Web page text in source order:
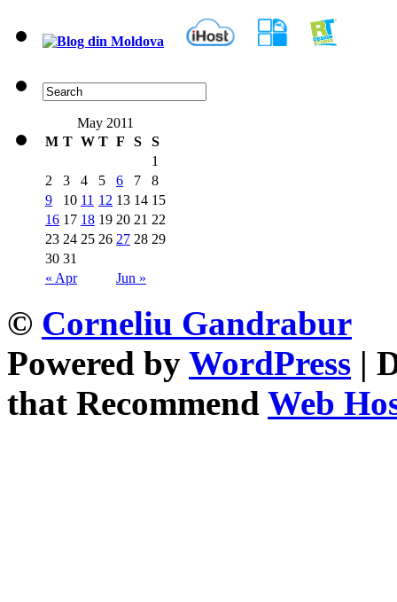
May 2011
M T W T F S S
« Apr Jun »
1
2
3 4 5 6 7
8
9
10 11 12 13 14 15
16 17 18 19 20 21 22
23 24 25 26 27 28 29
30 31
© Corneliu Gandrabur
Powered by WordPress |
that Recommend Web